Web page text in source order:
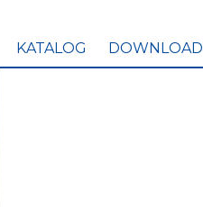
KATALOG DOWNLOAD